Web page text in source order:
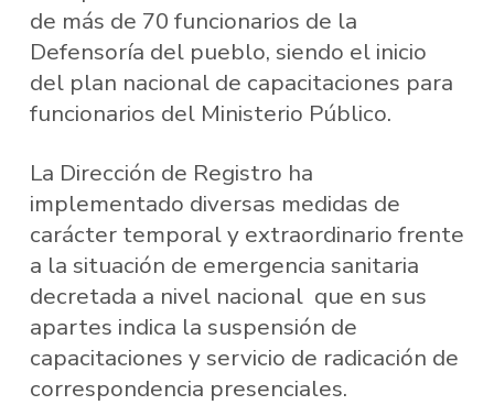
de más de 70 funcionarios de la
Defensoría del pueblo, siendo el inicio
del plan nacional de capacitaciones para
funcionarios del Ministerio Público.
La Dirección de Registro ha
implementado diversas medidas de
carácter temporal y extraordinario frente
a la situación de emergencia sanitaria
decretada a nivel nacional que en sus
apartes indica la suspensión de
capacitaciones y servicio de radicación de
correspondencia presenciales.